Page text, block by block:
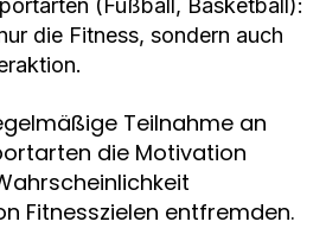
(Fußball, Basketball):
die Fitness, sondern auch
Teilnahme an
die Motivation
Fitnesszielen entfremden.